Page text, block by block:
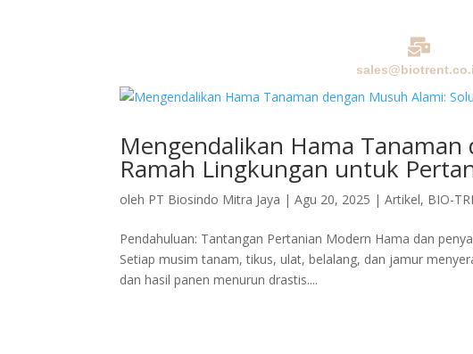
Mengendalikan Hama
Ramah Lingkungan untuk
oleh PT Biosindo Mitra Jaya |Agu 20, 2025 |Artikel, BIO-
Pendahuluan: Tantangan Pertanian Modern Hama dan
Setiap musim tanam, tikus, ulat, belalang, dan jamur
dan hasil panen menurun drastis....